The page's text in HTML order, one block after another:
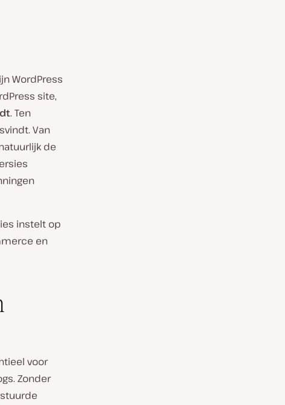
WordPress
site,
. Ten
Van
de
instelt op
en
voor
Zonder